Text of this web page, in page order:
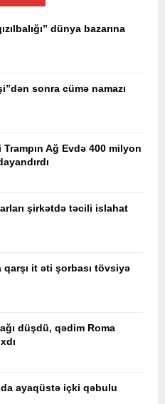
dünya bazarına
sonra cümə namazı
Ağ Evdə 400 milyon
şirkətdə təcili islahat
it əti şorbası tövsiyə
düşdü, qədim Roma
ayaqüstə içki qəbulu